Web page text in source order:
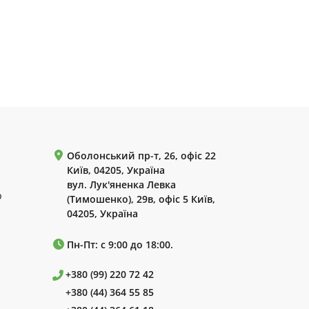
Оболонський пр-т, 26, офіс 22
Київ, 04205, Україна
вул. Лук'яненка Левка
(Тимошенко), 29в, офіс 5 Київ,
04205, Україна
Пн-Пт: с 9:00 до 18:00.
+380 (99) 220 72 42
+380 (44) 364 55 85